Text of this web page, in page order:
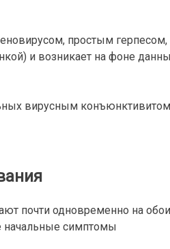
простым герпесом,
и возникает на фоне
вирусным
почти одновременно на
начальные симптомы